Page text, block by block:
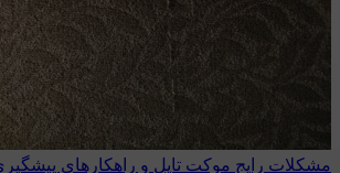
مشکلات رایج موکت تایل و راهکارهای